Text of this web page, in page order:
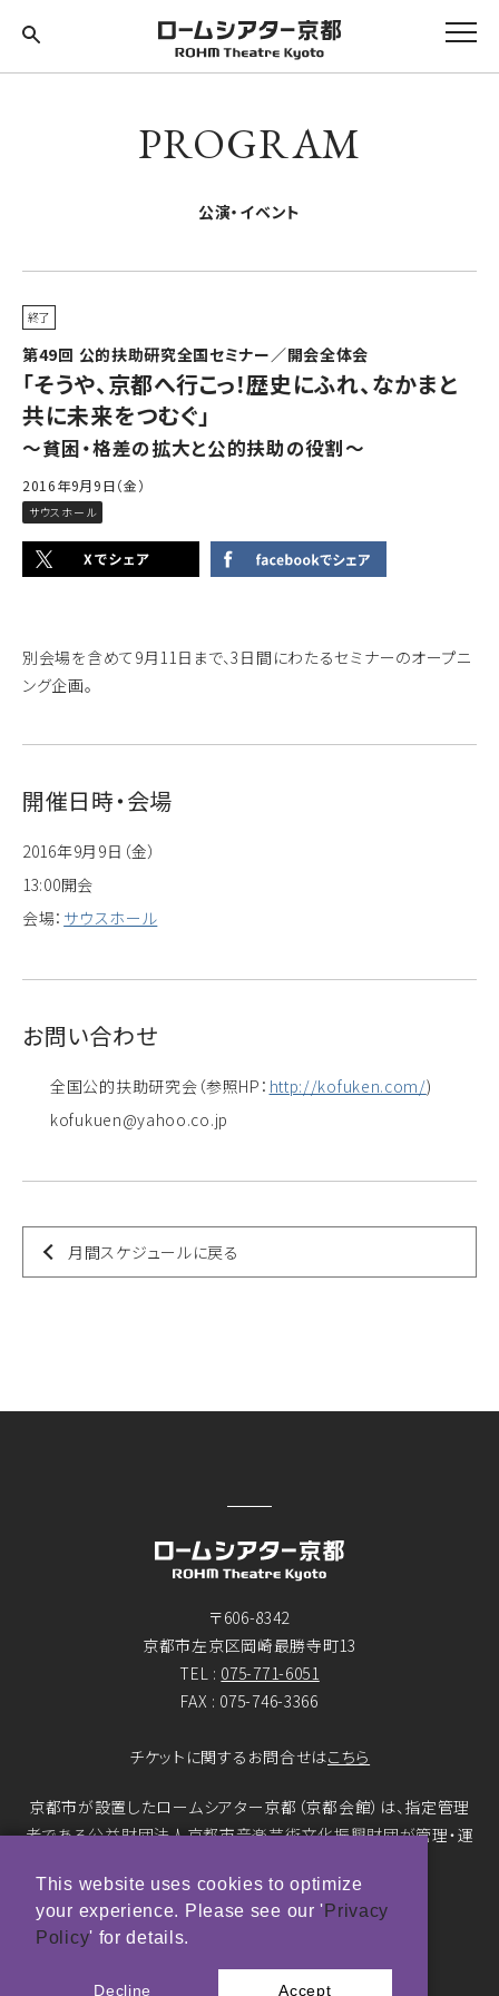
PROGRAM
公演・イベント
終了
第49回 公的扶助研究全国セミナー／開会全体会
「そうや、京都へ行こっ！歴史にふれ、なかまと
共に未来をつむぐ」
～貧困・格差の拡大と公的扶助の役割～
2016年9月9日（金）
サウスホール
別会場を含めて9月11日まで、3日間にわたるセミナーのオープニ
ング企画。
開催日時・会場
2016年9月9日（金）
13:00開会
会場： サウスホール
お問い合わせ
全国公的扶助研究会（参照HP： http://kofuken.com/)
kofukuen@yahoo.co.jp
月間スケジュールに戻る
〒606-8342
京都市左京区岡崎最勝寺町13
TEL : 075-771-6051
FAX : 075-746-3366
チケットに関するお問合せはこちら
京都市が設置したロームシアター京都（京都会館）は、指定管理
者である公益財団法人京都市音楽芸術文化振興財団が管理・運
© ROHM Theatre Kyoto. All rights reserved.
トップページメインバナー 撮影：市川靖史
This website uses cookies to optimize
your experience. Please see our ' Privacy
Policy' for details.
Decline Accept